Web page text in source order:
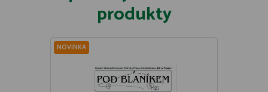
produkty
NOVINKA